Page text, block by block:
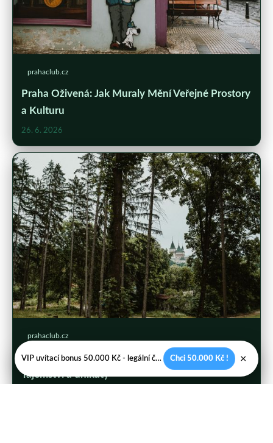
prahaclub.cz
Praha Oživená: Jak Muraly Mění Veřejné Prostory
a Kulturu
26. 6. 2026
prahaclub.cz
Objevte skryté klenoty Pražského hradu:
Tajemství a unikáty
VIP uvítací bonus 50.000 Kč - legální české kasíno Chci 50.000 Kč ! ×